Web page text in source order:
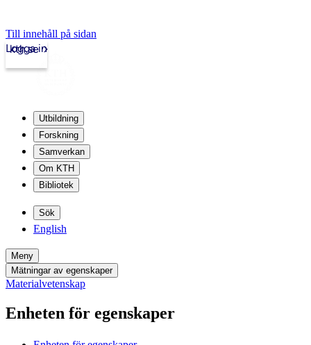
Till innehåll på sidan
kth.se
Logga in
Utbildning
Forskning
Samverkan
Om KTH
Bibliotek
Sök
English
Meny
Mätningar av egenskaper
Materialvetenskap
Enheten för egenskaper